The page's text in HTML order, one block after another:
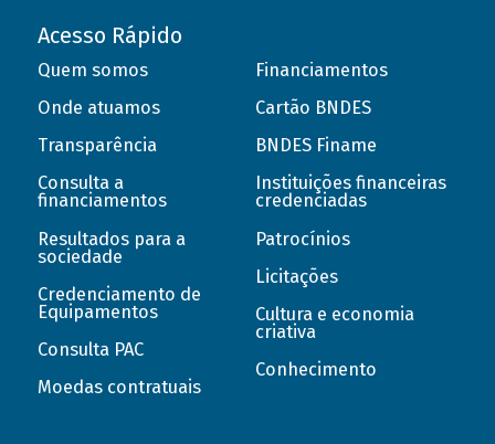
Acesso Rápido
Quem somos
Onde atuamos
Transparência
Consulta a
financiamentos
Resultados para a
sociedade
Credenciamento de
Equipamentos
Consulta PAC
Moedas contratuais
Financiamentos
Cartão BNDES
BNDES Finame
Instituições financeiras
credenciadas
Patrocínios
Licitações
Cultura e economia
criativa
Conhecimento